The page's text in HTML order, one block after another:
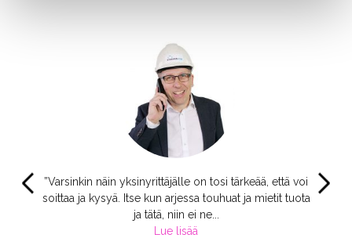
”Varsinkin näin yksinyrittäjälle on tosi tärkeää, että voi
soittaa ja kysyä. Itse kun arjessa touhuat ja mietit tuota
ja tätä, niin ei ne...
Lue lisää